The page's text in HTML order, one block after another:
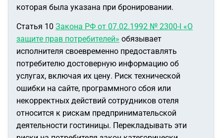
которая была указана при бронировании.
Статья 10 Закона РФ от 07.02.1992 № 2300-I «О
защите прав потребителей» обязывает
исполнителя своевременно предоставлять
потребителю достоверную информацию об
услугах, включая их цену. Риск технической
ошибки на сайте, программного сбоя или
некорректных действий сотрудников отеля
относится к рискам предпринимательской
деятельности гостиницы. Перекладывать эти